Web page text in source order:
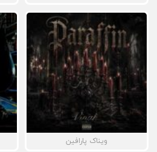
ویناک پارافین